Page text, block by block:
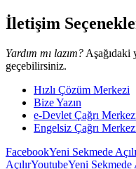
İletişim
Yardım mı lazım? Aşağıdaki
geçebilirsiniz.
Hızlı Çözüm Merkezi
Bize Yazın
e-Devlet Çağrı
Engelsiz Çağrı
FacebookYeni Sekmede
AçılırYoutubeYeni Sekmede